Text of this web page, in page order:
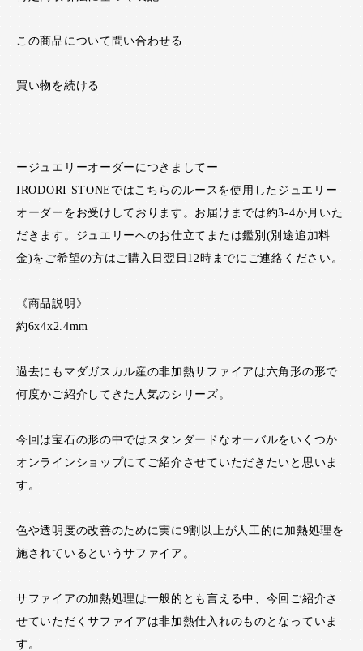
この商品について問い合わせる
買い物を続ける
ージュエリーオーダーにつきましてー
IRODORI STONEではこちらのルースを使用したジュエリー
オーダーをお受けしております。お届けまでは約3-4か月いた
だきます。ジュエリーへのお仕立てまたは鑑別(別途追加料
金)をご希望の方はご購入日翌日12時までにご連絡ください。
《商品説明》
約6x4x2.4mm
過去にもマダガスカル産の非加熱サファイアは六角形の形で
何度かご紹介してきた人気のシリーズ。
今回は宝石の形の中ではスタンダードなオーバルをいくつか
オンラインショップにてご紹介させていただきたいと思いま
す。
色や透明度の改善のために実に9割以上が人工的に加熱処理を
施されているというサファイア。
サファイアの加熱処理は一般的とも言える中、今回ご紹介さ
せていただくサファイアは非加熱仕入れのものとなっていま
す。